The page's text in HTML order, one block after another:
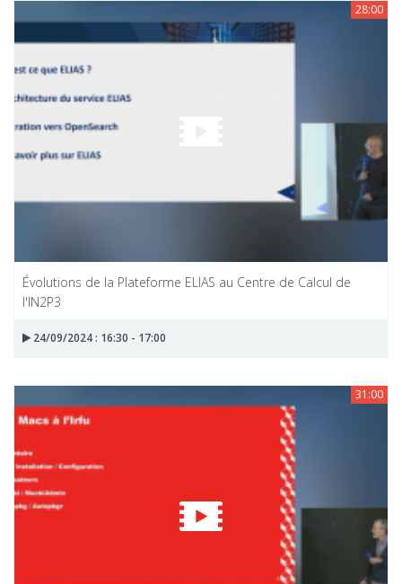
28:00
Évolutions de la Plateforme ELIAS au Centre de Calcul de
l'IN2P3
24/09/2024 : 16:30 - 17:00
31:00